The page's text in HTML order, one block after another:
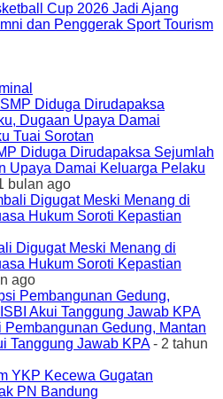
Cup 2026 Jadi Ajang
dan Penggerak Sport Tourism
Diduga Dirudapaksa Sejumlah
Upaya Damai Keluarga Pelaku
bulan ago
Digugat Meski Menang di
Hukum Soroti Kepastian
ago
Pembangunan Gedung, Mantan
Tanggung Jawab KPA- 2 tahun